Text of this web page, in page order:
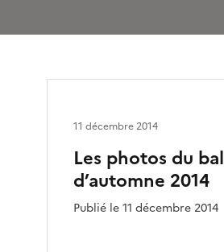
Les photos du bal
d’automne 2014
Publié le 11 décembre 2014
11 décembre 2014